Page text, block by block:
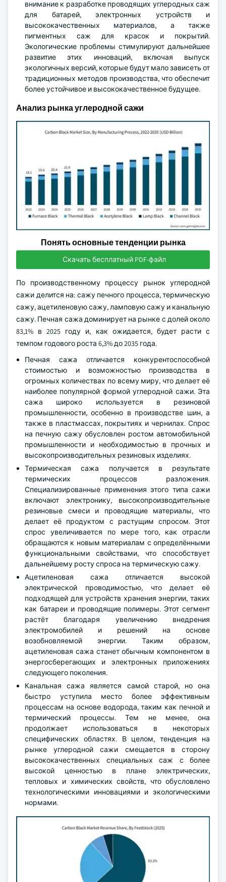
внимание к разработке проводящих углеродных саж
для батарей, электронных устройств и
высококачественных материалов, а также
пигментных саж для красок и покрытий.
Экологические проблемы стимулируют дальнейшее
развитие этих инноваций, включая выпуск
экологичных версий, которые будут мало зависеть от
традиционных методов производства, что обеспечит
более устойчивое и высококачественное будущее.
Анализ рынка углеродной сажи
Понять основные тенденции рынка
Скачать бесплатный PDF-файл
По производственному процессу рынок углеродной
сажи делится на: сажу печного процесса, термическую
сажу, ацетиленовую сажу, ламповую сажу и канальную
сажу. Печная сажа доминирует на рынке с долей около
83,1% в 2025 году и, как ожидается, будет расти с
темпом годового роста 6,3% до 2035 года.
Печная сажа отличается конкурентоспособной
стоимостью и возможностью производства в
огромных количествах по всему миру, что делает её
наиболее популярной формой углеродной сажи. Эта
сажа широко используется в резиновой
промышленности, особенно в производстве шин, а
также в пластмассах, покрытиях и чернилах. Спрос
на печную сажу обусловлен ростом автомобильной
промышленности и необходимостью в прочных и
высокопроизводительных резиновых изделиях.
Термическая сажа получается в результате
термических процессов разложения.
Специализированные применения этого типа сажи
включают электронику, высокопроизводительные
резиновые смеси и проводящие материалы, что
делает её продуктом с растущим спросом. Этот
спрос увеличивается по мере того, как отрасли
обращаются к новым материалам с определёнными
функциональными свойствами, что способствует
дальнейшему росту спроса на термическую сажу.
Ацетиленовая сажа отличается высокой
электрической проводимостью, что делает её
подходящей для устройств хранения энергии, таких
как батареи и проводящие полимеры. Этот сегмент
растёт благодаря увеличению внедрения
электромобилей и решений на основе
возобновляемой энергии. Таким образом,
ацетиленовая сажа станет обычным компонентом в
энергосберегающих и электронных приложениях
следующего поколения.
Канальная сажа является самой старой, но она
быстро уступила место более эффективным
процессам на основе водорода, таким как печной и
термический процессы. Тем не менее, она
продолжает использоваться в некоторых
специфических областях. В целом, тенденция на
рынке углеродной сажи смещается в сторону
высококачественных специальных саж с более
высокой ценностью в плане электрических,
тепловых и химических свойств, что обусловлено
технологическими инновациями и экологическими
нормами.